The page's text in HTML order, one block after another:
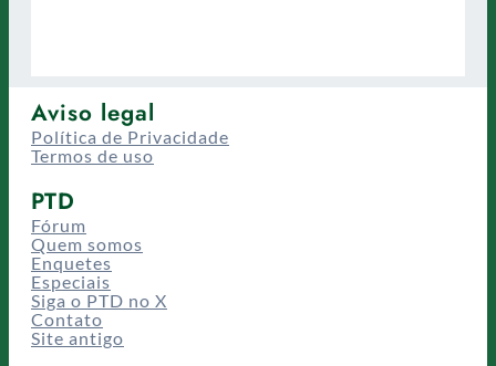
Aviso legal
Política de Privacidade
Termos de uso
PTD
Fórum
Quem somos
Enquetes
Especiais
Siga o PTD no X
Contato
Site antigo